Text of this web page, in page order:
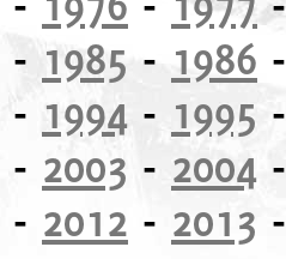
- 1985 - 1986
- 1994 - 1995
- 2003 - 2004
- 2012 - 2013